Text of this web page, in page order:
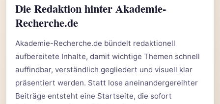
Die Redaktion hinter Akademie-
Recherche.de
Akademie-Recherche.de bündelt redaktionell
aufbereitete Inhalte, damit wichtige Themen schnell
auffindbar, verständlich gegliedert und visuell klar
präsentiert werden. Statt lose aneinandergereihter
Beiträge entsteht eine Startseite, die sofort